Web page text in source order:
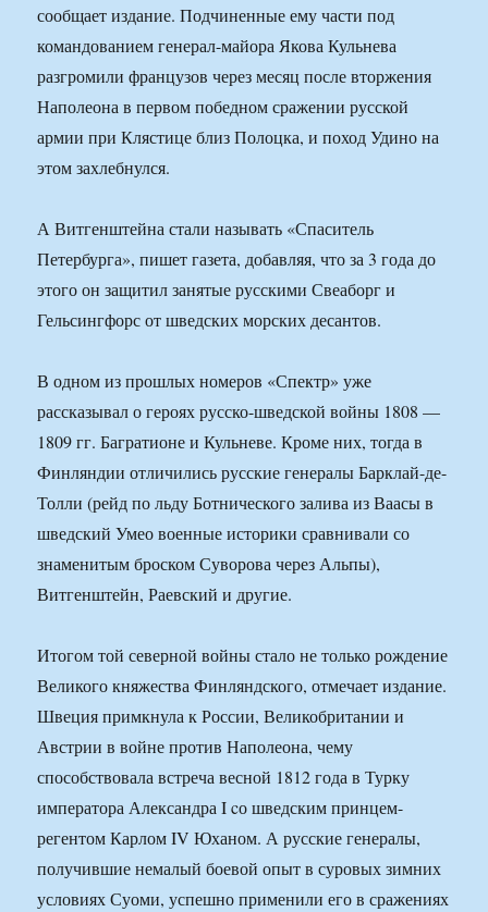
сообщает издание. Подчиненные ему части под
командованием генерал-майора Якова Кульнева
разгромили французов через месяц после вторжения
Наполеона в первом победном сражении русской
армии при Клястице близ Полоцка, и поход Удино на
этом захлебнулся.
А Витгенштейна стали называть «Спаситель
Петербурга», пишет газета, добавляя, что за 3 года до
этого он защитил занятые русскими Свеаборг и
Гельсингфорс от шведских морских десантов.
В одном из прошлых номеров «Спектр» уже
рассказывал о героях русско-шведской войны 1808 —
1809 гг. Багратионе и Кульневе. Кроме них, тогда в
Финляндии отличились русские генералы Барклай-де-
Толли (рейд по льду Ботнического залива из Ваасы в
шведский Умео военные историки сравнивали со
знаменитым броском Суворова через Альпы),
Витгенштейн, Раевский и другие.
Итогом той северной войны стало не только рождение
Великого княжества Финляндского, отмечает издание.
Швеция примкнула к России, Великобритании и
Австрии в войне против Наполеона, чему
способствовала встреча весной 1812 года в Турку
императора Александра I cо шведским принцем-
регентом Карлом IV Юханом. А русские генералы,
получившие немалый боевой опыт в суровых зимних
условиях Суоми, успешно применили его в сражениях